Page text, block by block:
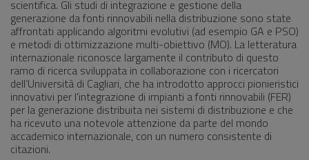
scientifica. Gli studi di integrazione e gestione della
generazione da fonti rinnovabili nella distribuzione sono state
affrontati applicando algoritmi evolutivi (ad esempio GA e PSO)
e metodi di ottimizzazione multi-obiettivo (MO). La letteratura
internazionale riconosce largamente il contributo di questo
ramo di ricerca sviluppata in collaborazione con i ricercatori
dell’Università di Cagliari, che ha introdotto approcci pionieristici
innovativi per l'integrazione di impianti a fonti rinnovabili (FER)
per la generazione distribuita nei sistemi di distribuzione e che
ha ricevuto una notevole attenzione da parte del mondo
accademico internazionale, con un numero consistente di
citazioni.